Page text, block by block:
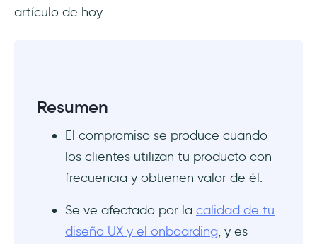
Proceso de registro complejo
Demasiadas notificaciones (o muy pocas)
Ejemplos de compromiso en la aplicación
para inspirarse
Duolingo
artículo de hoy.
Resumen
El compromiso se produce cuando
los clientes utilizan tu producto con
frecuencia y obtienen valor de él.
Se ve afectado por la calidad de tu
diseño UX y el onboarding, y es